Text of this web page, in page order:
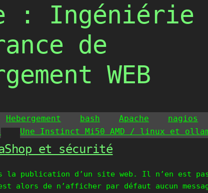
: Ingéniérie
de
WEB
Hebergement bash Apache
nagios
Une Instinct Mi50 AMD / linux et
et sécurité
la publication d’un site web. Il n’en est
alors de n’afficher par défaut aucun